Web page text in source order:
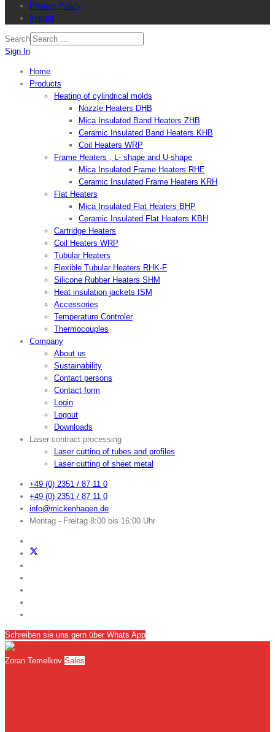
Privacy Policy
Imprint
Search
Sign In
Home
Products
Heating of cylindrical molds
Nozzle Heaters DHB
Mica Insulated Band Heaters ZHB
Ceramic Insulated Band Heaters KHB
Coil Heaters WRP
Frame Heaters , L- shape and U-shape
Mica Insulated Frame Heaters RHE
Ceramic Insulated Frame Heaters KRH
Flat Heaters
Mica Insulated Flat Heaters BHP
Ceramic Insulated Flat Heaters KBH
Cartridge Heaters
Coil Heaters WRP
Tubular Heaters
Flexible Tubular Heaters RHK-F
Silicone Rubber Heaters SHM
Heat insulation jackets ISM
Accessories
Temperature Controler
Thermocouples
Company
About us
Sustainability
Contact persons
Contact form
Login
Logout
Downloads
Laser contract processing
Laser cutting of tubes and profiles
Laser cutting of sheet metal
+49 (0) 2351 / 87 11 0
+49 (0) 2351 / 87 11 0
info@mickenhagen.de
Montag - Freitag 8:00 bis 16:00 Uhr
Schreiben sie uns gern über Whats App
Zoran Temelkov Sales